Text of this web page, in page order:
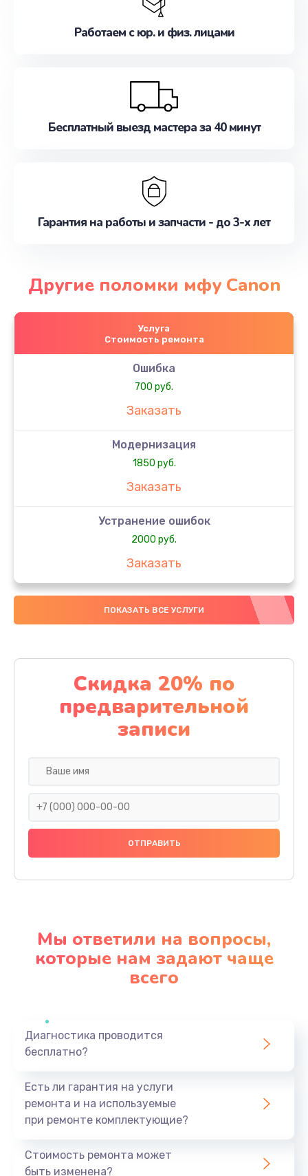
Работаем с юр. и физ. лицами
Бесплатный выезд мастера за 40 минут
Гарантия на работы и запчасти - до 3-х лет
Другие поломки мфу Canon
Услуга
Стоимость ремонта
Ошибка
700 руб.
Заказать
Модернизация
1850 руб.
Заказать
Устранение ошибок
2000 руб.
Заказать
Ремонт после залития
1730 руб.
Ремонт электроплаты
1320 руб.
Заказать
Замена датчика
480 руб.
Заказать
Замена кнопки
Заказать
480 руб.
ПОКАЗАТЬ ВСЕ УСЛУГИ
Скидка 20% по
предварительной
записи
Мы ответили на вопросы,
которые нам задают чаще
всего
Диагностика проводится
бесплатно?
Есть ли гарантия на услуги
ремонта и на используемые
при ремонте комплектующие?
Стоимость ремонта может
быть изменена?